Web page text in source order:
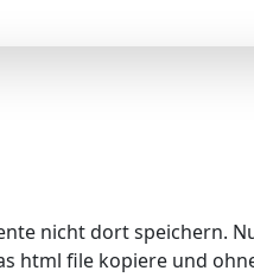
nicht dort speichern.
html file kopiere und